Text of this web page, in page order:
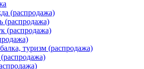
(распродажа)
(распродажа)
(распродажа)
туризм (распродажа)